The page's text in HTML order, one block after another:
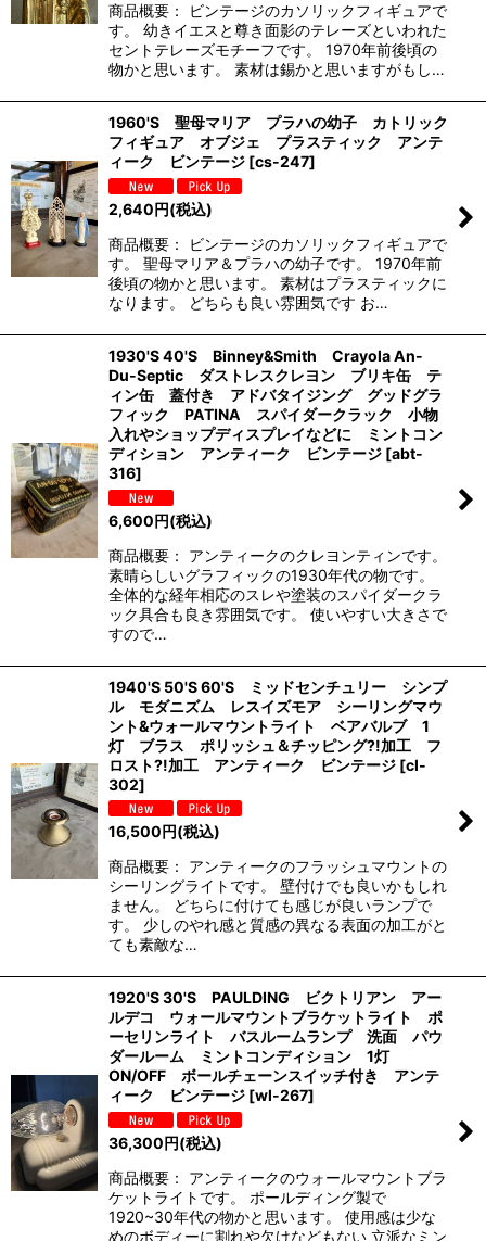
商品概要： ビンテージのカソリックフィギュアで
す。 幼きイエスと尊き面影のテレーズといわれた
セントテレーズモチーフです。 1970年前後頃の
物かと思います。 素材は錫かと思いますがもし…
1960'S 聖母マリア プラハの幼子 カトリック
フィギュア オブジェ プラスティック アンテ
ィーク ビンテージ [cs-247]
2,640円(税込)
商品概要： ビンテージのカソリックフィギュアで
す。 聖母マリア＆プラハの幼子です。 1970年前
後頃の物かと思います。 素材はプラスティックに
なります。 どちらも良い雰囲気です お…
1930'S 40'S Binney&Smith Crayola An-
Du-Septic ダストレスクレヨン ブリキ缶 テ
ィン缶 蓋付き アドバタイジング グッドグラ
フィック PATINA スパイダークラック 小物
入れやショップディスプレイなどに ミントコン
ディション アンティーク ビンテージ [abt-
316]
6,600円(税込)
商品概要： アンティークのクレヨンティンです。
素晴らしいグラフィックの1930年代の物です。
全体的な経年相応のスレや塗装のスパイダークラ
ック具合も良き雰囲気です。 使いやすい大きさで
すので…
1940'S 50'S 60'S ミッドセンチュリー シンプ
ル モダニズム レスイズモア シーリングマウ
ント&ウォールマウントライト ベアバルブ 1
灯 ブラス ポリッシュ＆チッピング?!加工 フ
ロスト?!加工 アンティーク ビンテージ [cl-
302]
16,500 円(税込)
商品概要： アンティークのフラッシュマウントの
シーリングライトです。 壁付けでも良いかもしれ
ません。 どちらに付けても感じが良いランプで
す。 少しのやれ感と質感の異なる表面の加工がと
ても素敵な…
1920'S 30'S PAULDING ビクトリアン アー
ルデコ ウォールマウントブラケットライト ポ
ーセリンライト バスルームランプ 洗面 パウ
ダールーム ミントコンディション 1灯
ON/OFF ボールチェーンスイッチ付き アンテ
ィーク ビンテージ [wl-267]
36,300円(税込)
商品概要： アンティークのウォールマウントブラ
ケットライトです。 ポールディング製で
1920~30年代の物かと思います。 使用感は少な
めのボディーに割れや欠けなどもない 立派なミン